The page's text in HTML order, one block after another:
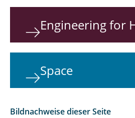
Engineering for
Space
Bildnachweise dieser Seite